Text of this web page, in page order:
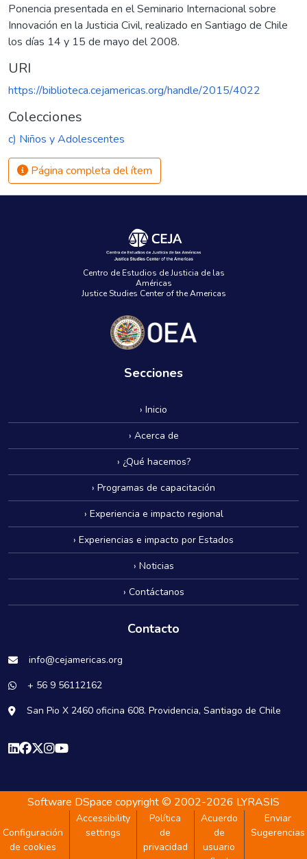
Ponencia presentada en el Seminario Internacional sobre
Innovación en la Justicia Civil, realizado en Santiago de Chile
los días 14 y 15 de mayo del 2008.
URI
https://biblioteca.cejamericas.org/handle/2015/4022
Colecciones
c) Niños y Adolescentes
Página completa del ítem
Centro de Estudios de Justicia de las
Américas
Justice Studies Center of the Americas
Secciones
› Inicio
› Acerca de
› ¿Qué hacemos?
› Programas de capacitación
› Experiencia e impacto regional
› Experiencias e impacto por Estados
› Noticias
› Contáctanos
Contacto
info@cejamericas.org
+ 56 9 56112162
San Pio X 2460 oficina 608. Providencia, Santiago de Chile
Software DSpace copyright © 2002-2026 LYRASIS
Configuración
de cookies
Accessibility
settings
Política
de
privacidad
Acuerdo
de
usuario
Enviar
Sugerencias